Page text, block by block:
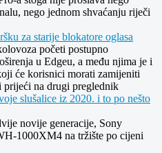
nego jednom shvaćanju riječi
za starije blokatore oglasa
početi postupno
u Edgeu, a među njima je i
će korisnici morati zamijeniti
na drugi preglednik
slušalice iz 2020. i to po nešto
novije generacije, Sony
1000XM4 na tržište po cijeni